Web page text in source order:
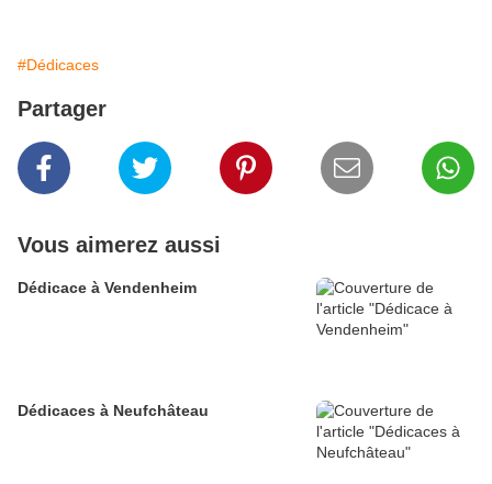
#Dédicaces
Partager
Vous aimerez aussi
Dédicace à Vendenheim
Dédicaces à Neufchâteau